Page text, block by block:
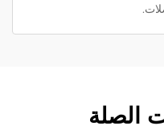
الصلة